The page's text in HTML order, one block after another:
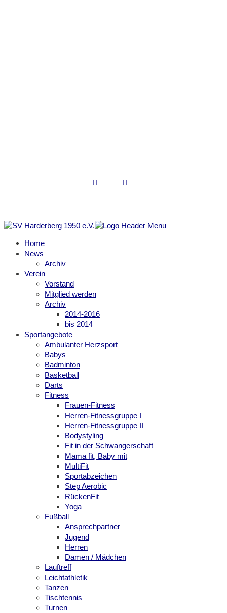
Home
News
Archiv
Verein
Vorstand
Mitglied werden
Archiv
2014-2016
bis 2014
Sportangebote
Ambulanter Herzsport
Babys
Badminton
Basketball
Darts
Fitness
Frauen-Fitness
Herren-Fitnessgruppe I
Herren-Fitnessgruppe II
Bodystyling
Fit in der Schwangerschaft
Mama fit, Baby mit
MultiFit
Sportabzeichen
Step Aerobic
RückenFit
Yoga
Fußball
Ansprechpartner
Jugend
Herren
Damen / Mädchen
Lauftreff
Leichtathletik
Tanzen
Tischtennis
Turnen